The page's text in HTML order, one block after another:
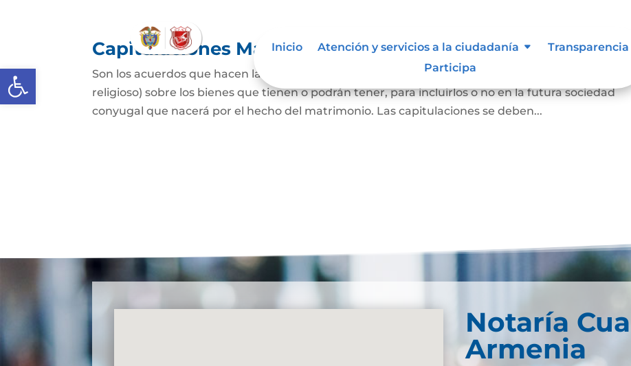
Abrir barra de herramientas
Inicio Atención y servicios a la ciudadanía
Transparencia
Participa
Capitulaciones Matrimoniales
Son los acuerdos que hacen las personas que se van a casar (por matrimonio civil o matrimonio
religioso) sobre los bienes que tienen o podrán tener, para incluirlos o no en la futura sociedad
conyugal que nacerá por el hecho del matrimonio. Las capitulaciones se deben...
Notaría
Armenia